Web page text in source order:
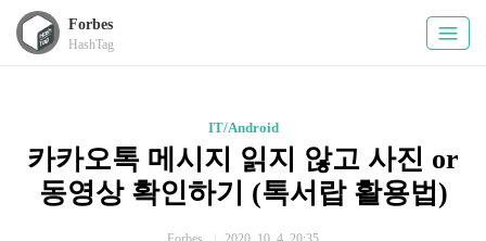
Forbes
HashTag
IT/Android
카카오톡 메시지 읽지 않고 사진 or
동영상 확인하기 (톡서랍 활용법)